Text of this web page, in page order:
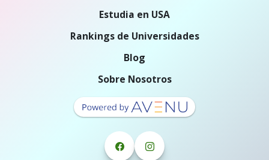
Estudia en USA
Rankings de Universidades
Blog
Sobre Nosotros